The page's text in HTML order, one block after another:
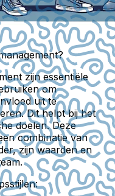
zijn essentiële
om
uit te
Dit helpt bij het
doelen. Deze
combinatie van
zijn waarden en